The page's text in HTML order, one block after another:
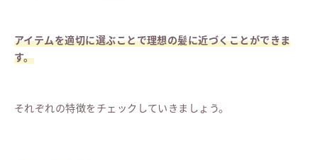
アイテムを適切に選ぶことで理想の髪に近づくことができま
す。
それぞれの特徴をチェックしていきましょう。